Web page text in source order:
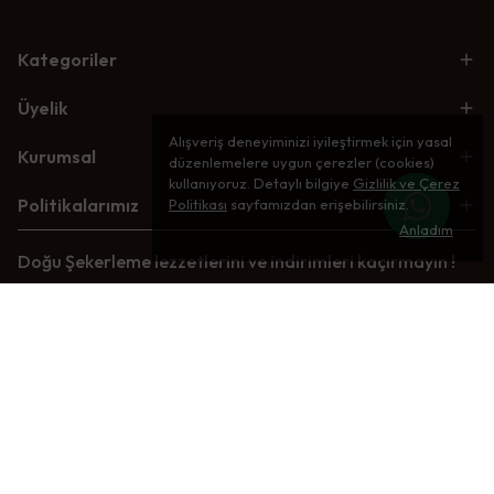
Alışveriş deneyiminizi iyileştirmek için yasal
düzenlemelere uygun çerezler (cookies)
kullanıyoruz. Detaylı bilgiye Gizlilik ve Çerez
Politikası sayfamızdan erişebilirsiniz.
Anladım
Kategoriler
Üyelik
Kurumsal
Politikalarımız
Doğu Şekerleme lezzetlerini ve indirimleri kaçırmayın !